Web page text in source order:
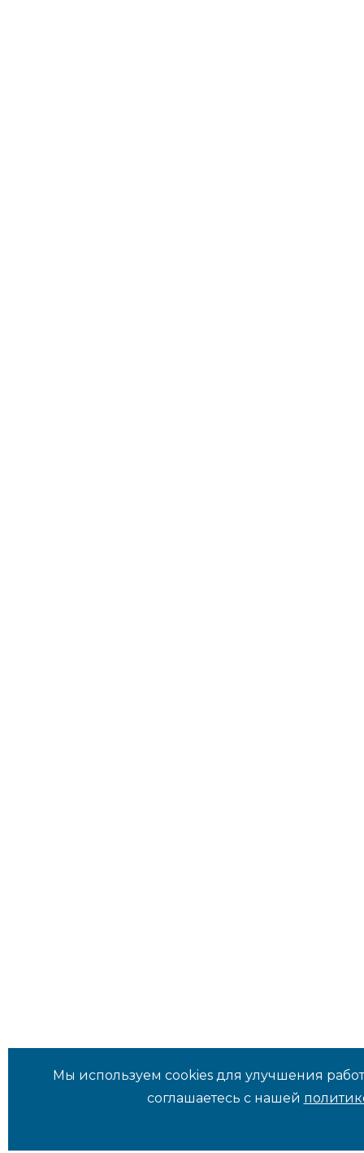
Мы используем cookies для улучшения
соглашаетесь с нашей